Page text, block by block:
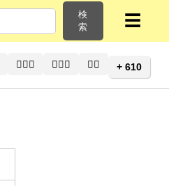
検
索
☰
👨🏿‍⚕️ 👨🏿‍⚕ 👩‍⚕️ + 610